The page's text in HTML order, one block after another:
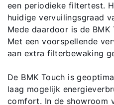
een periodieke filtertest.
huidige vervuilingsgraad
Mede daardoor is de
Met een voorspellende
aan extra filterbewaking
De BMK Touch is
laag mogelijk
comfort. In de showroom
Ook interessant?
Downloads